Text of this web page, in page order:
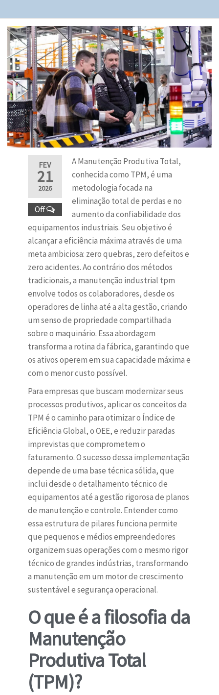
FEV
21
2026
Off
A Manutenção Produtiva Total,
conhecida como TPM, é uma
metodologia focada na
eliminação total de perdas e no
aumento da confiabilidade dos
equipamentos industriais. Seu objetivo é
alcançar a eficiência máxima através de uma
meta ambiciosa: zero quebras, zero defeitos e
zero acidentes. Ao contrário dos métodos
tradicionais, a manutenção industrial tpm
envolve todos os colaboradores, desde os
operadores de linha até a alta gestão, criando
um senso de propriedade compartilhada
sobre o maquinário. Essa abordagem
transforma a rotina da fábrica, garantindo que
os ativos operem em sua capacidade máxima e
com o menor custo possível.
Para empresas que buscam modernizar seus
processos produtivos, aplicar os conceitos da
TPM é o caminho para otimizar o Índice de
Eficiência Global, o OEE, e reduzir paradas
imprevistas que comprometem o
faturamento. O sucesso dessa implementação
depende de uma base técnica sólida, que
inclui desde o detalhamento técnico de
equipamentos até a gestão rigorosa de planos
de manutenção e controle. Entender como
essa estrutura de pilares funciona permite
que pequenos e médios empreendedores
organizem suas operações com o mesmo rigor
técnico de grandes indústrias, transformando
a manutenção em um motor de crescimento
sustentável e segurança operacional.
O que é a filosofia da
Manutenção
Produtiva Total
(TPM)?